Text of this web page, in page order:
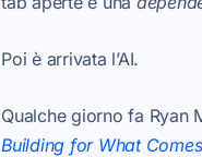
Poi è arrivata l’AI.
Qualche giorno fa Ryan
Building for What